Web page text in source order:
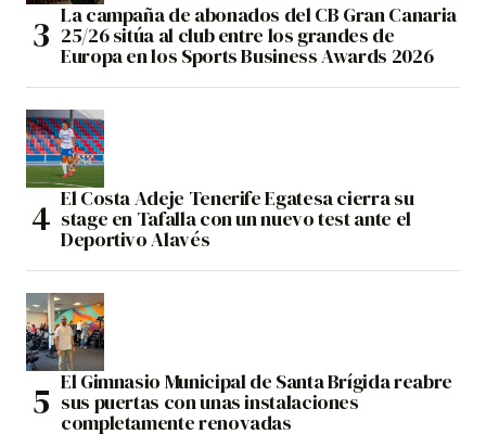
La campaña de abonados del CB Gran Canaria
25/26 sitúa al club entre los grandes de
Europa en los Sports Business Awards 2026
El Costa Adeje Tenerife Egatesa cierra su
stage en Tafalla con un nuevo test ante el
Deportivo Alavés
El Gimnasio Municipal de Santa Brígida reabre
sus puertas con unas instalaciones
completamente renovadas